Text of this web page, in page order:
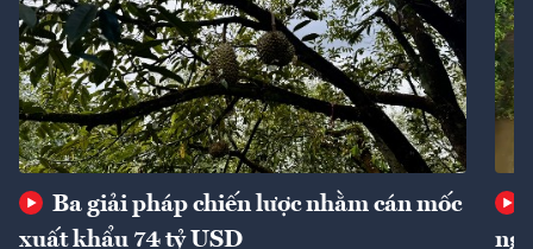
Ba giải pháp chiến lược nhằm cán mốc
xuất khẩu 74 tỷ USD